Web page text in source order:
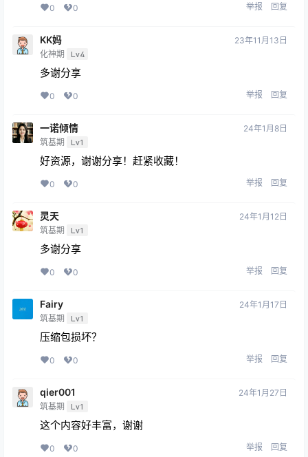
0 0 举报 回复
KK妈
化神期 Lv4
23年11月13日
多谢分享
0 0 举报 回复
一诺倾情
筑基期 Lv1
24年1月8日
好资源，谢谢分享！赶紧收藏！
0 0 举报 回复
灵天
筑基期 Lv1
24年1月12日
多谢分享
0 0 举报 回复
Fairy
筑基期 Lv1
24年1月17日
压缩包损坏？
0 0 举报 回复
qier001
筑基期 Lv1
24年1月27日
这个内容好丰富，谢谢
0 0 举报 回复